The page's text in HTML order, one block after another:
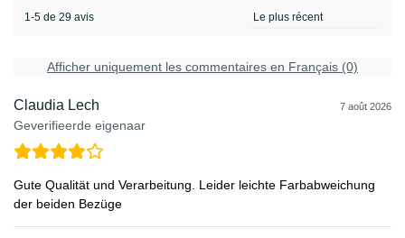
1-5 de 29 avis
Afficher uniquement les commentaires en Français (0)
Claudia Lech
Geverifieerde eigenaar
7 août 2026
Gute Qualität und Verarbeitung. Leider leichte Farbabweichung
der beiden Bezüge